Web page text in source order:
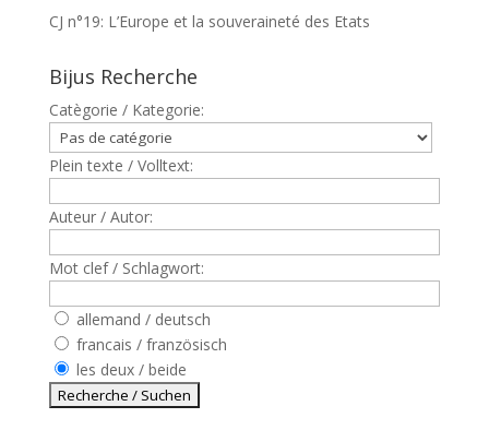
CJ n°19: L’Europe et la souveraineté des Etats
Bijus Recherche
Catègorie / Kategorie:
Plein texte / Volltext:
Auteur / Autor:
Mot clef / Schlagwort:
allemand / deutsch
francais / französisch
les deux / beide